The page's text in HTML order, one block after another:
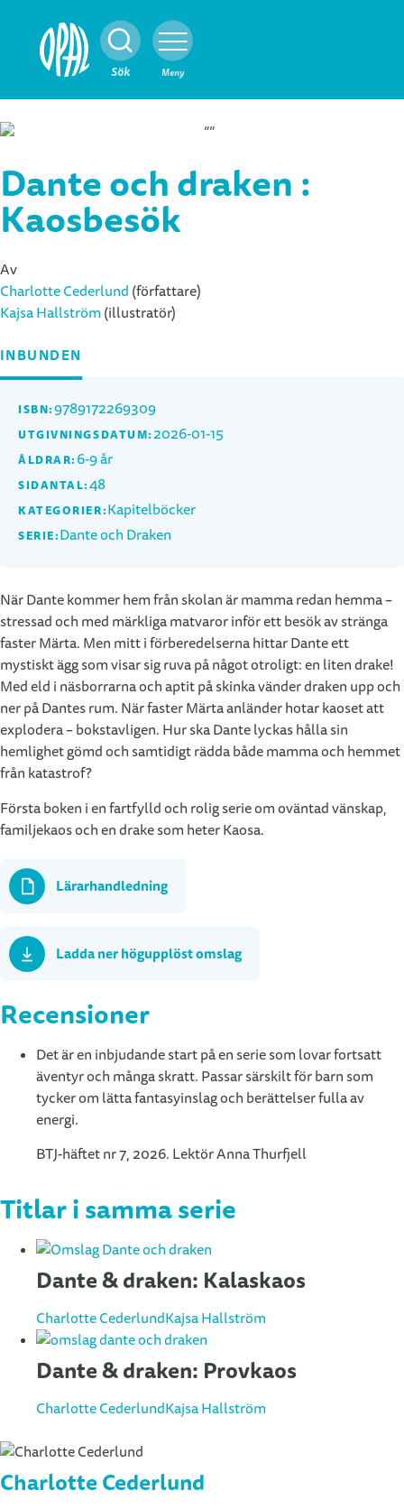
Sök
Stäng Meny
Dante och draken :
Kaosbesök
Av
Charlotte Cederlund (författare)
Kajsa Hallström (illustratör)
INBUNDEN
ISBN:9789172269309
UTGIVNINGSDATUM: 2026-01-15
ÅLDRAR: 6-9 år
SIDANTAL:48
KATEGORIER:Kapitelböcker
SERIE:Dante och Draken
När Dante kommer hem från skolan är mamma redan hemma –
stressad och med märkliga matvaror inför ett besök av stränga
faster Märta. Men mitt i förberedelserna hittar Dante ett
mystiskt ägg som visar sig ruva på något otroligt: en liten drake!
Med eld i näsborrarna och aptit på skinka vänder draken upp och
ner på Dantes rum. När faster Märta anländer hotar kaoset att
explodera – bokstavligen. Hur ska Dante lyckas hålla sin
hemlighet gömd och samtidigt rädda både mamma och hemmet
från katastrof?
Första boken i en fartfylld och rolig serie om oväntad vänskap,
familjekaos och en drake som heter Kaosa.
Lärarhandledning
Ladda ner högupplöst omslag
Recensioner
Det är en inbjudande start på en serie som lovar fortsatt
äventyr och många skratt. Passar särskilt för barn som
tycker om lätta fantasyinslag och berättelser fulla av
energi.
BTJ-häftet nr 7, 2026. Lektör Anna Thurfjell
Titlar i samma serie
Dante & draken: Kalaskaos
Charlotte CederlundKajsa Hallström
Dante & draken: Provkaos
Charlotte CederlundKajsa Hallström
Charlotte Cederlund